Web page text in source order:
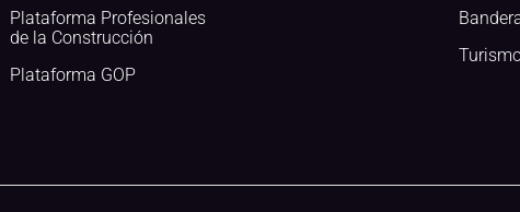
Plataforma Profesionales
de la Construcción
Plataforma GOP